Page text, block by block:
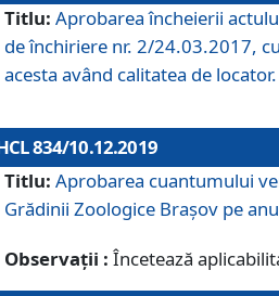
Titlu: Aprobarea încheierii
de închiriere nr. 2/24.03.2017, cu
acesta având calitatea de locator.
834/10.12.2019
Titlu: Aprobarea cuantumului
Grădinii Zoologice Braşov pe
Observații : Încetează